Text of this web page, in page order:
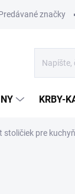
značky
KRBY-
stoličiek pre